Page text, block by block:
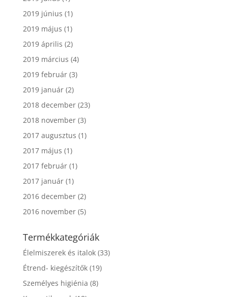
2019 június (1)
2019 május (1)
2019 április (2)
2019 március (4)
2019 február(3)
2019 január(2)
2018 december(23)
2018 november(3)
2017 augusztus (1)
2017 május (1)
2017 február(1)
2017 január(1)
2016 december(2)
2016 november(5)
Termékkategóriák
Élelmiszerek és italok (33)
Étrend- kiegészítők (19)
Személyes higiénia (8)